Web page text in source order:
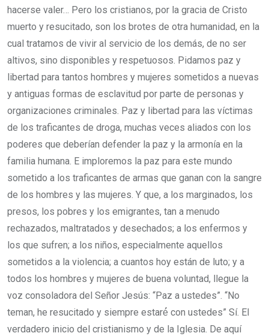
hacerse valer… Pero los cristianos, por la gracia de Cristo
muerto y resucitado, son los brotes de otra humanidad, en la
cual tratamos de vivir al servicio de los demás, de no ser
altivos, sino disponibles y respetuosos. Pidamos paz y
libertad para tantos hombres y mujeres sometidos a nuevas
y antiguas formas de esclavitud por parte de personas y
organizaciones criminales. Paz y libertad para las víctimas
de los traficantes de droga, muchas veces aliados con los
poderes que deberían defender la paz y la armonía en la
familia humana. E imploremos la paz para este mundo
sometido a los traficantes de armas que ganan con la sangre
de los hombres y las mujeres. Y que, a los marginados, los
presos, los pobres y los emigrantes, tan a menudo
rechazados, maltratados y desechados; a los enfermos y
los que sufren; a los niños, especialmente aquellos
sometidos a la violencia; a cuantos hoy están de luto; y a
todos los hombres y mujeres de buena voluntad, llegue la
voz consoladora del Señor Jesús: “Paz a ustedes”. “No
teman, he resucitado y siempre estaré́ con ustedes” Sí. El
verdadero inicio del cristianismo y de la Iglesia. De aquí